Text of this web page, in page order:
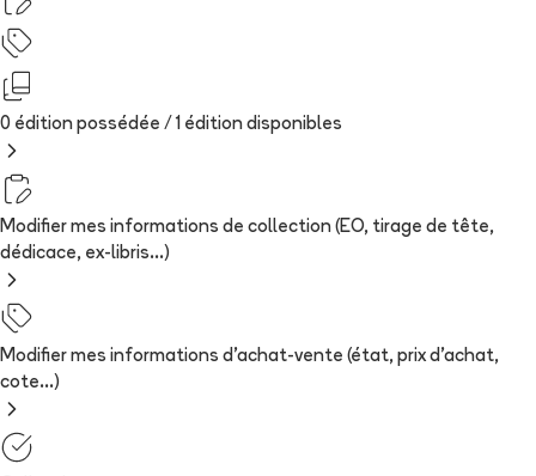
0 édition possédée / 1 édition disponibles
Modifier mes informations de collection (EO, tirage de tête,
dédicace, ex-libris...)
Modifier mes informations d'achat-vente (état, prix d'achat,
cote...)